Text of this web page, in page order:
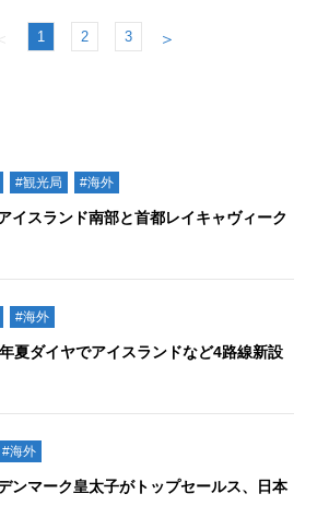
1 2 3 ＞
#観光局 #海外
イスランド南部と首都レイキャヴィーク
#海外
夏ダイヤでアイスランドなど4路線新設
#海外
ンマーク皇太子がトップセールス、日本